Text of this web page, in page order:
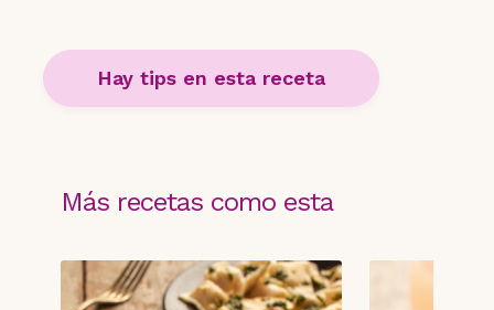
Hay tips en esta receta
Más recetas como esta